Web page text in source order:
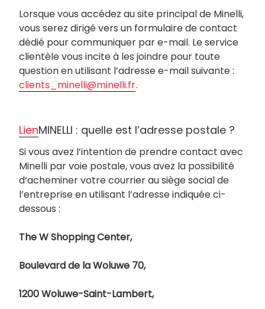
Lorsque vous accédez au site principal de Minelli,
vous serez dirigé vers un formulaire de contact
dédié pour communiquer par e-mail. Le service
clientèle vous incite à les joindre pour toute
question en utilisant l’adresse e-mail suivante :
clients_minelli@minelli.fr.
LienMINELLI : quelle est l’adresse postale ?
Si vous avez l’intention de prendre contact avec
Minelli par voie postale, vous avez la possibilité
d’acheminer votre courrier au siège social de
l’entreprise en utilisant l’adresse indiquée ci-
dessous :
The W Shopping Center,
Boulevard de la Woluwe 70,
1200 Woluwe-Saint-Lambert,